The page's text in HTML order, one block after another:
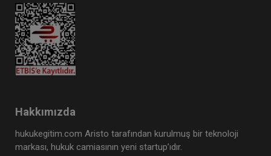
Hakkımızda
hukukegitim.com Aristo tarafından kurulmuş bir teknoloji
markası, hukuk camiasının yeni startup’ıdır.